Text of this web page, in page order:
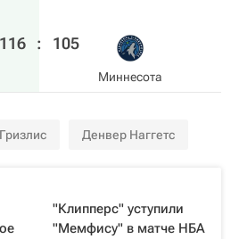
116 : 105
Миннесота
Денвер Наггетс
"Клипперс" уступили
"Мемфису" в матче НБА